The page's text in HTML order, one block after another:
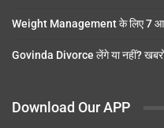
Weight Management के लिए 7
Govinda Divorce लेंगे या नहीं?
Download Our APP